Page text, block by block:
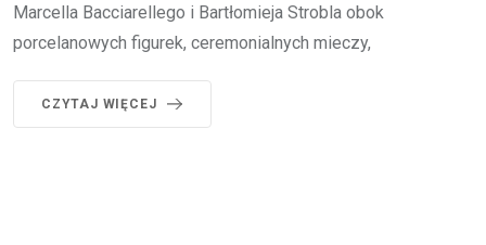
Marcella Bacciarellego i Bartłomieja Strobla obok
porcelanowych figurek, ceremonialnych mieczy,
CZYTAJ WIĘCEJ